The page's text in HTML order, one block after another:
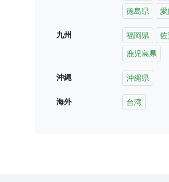
徳島県
九州 福岡県
鹿児島県
沖縄 沖縄県
海外 台湾